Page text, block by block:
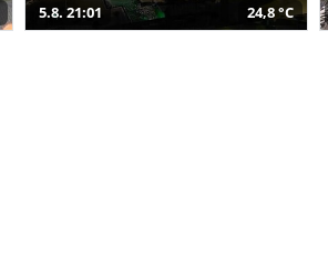
5.8. 21:01 24,8 °C